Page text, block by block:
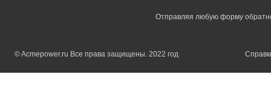
Отправляя любую форму
© Acmepower.ru Все права защищены. 2022 год